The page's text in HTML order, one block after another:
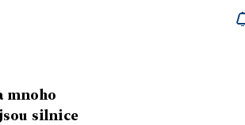
mnoho
silnice